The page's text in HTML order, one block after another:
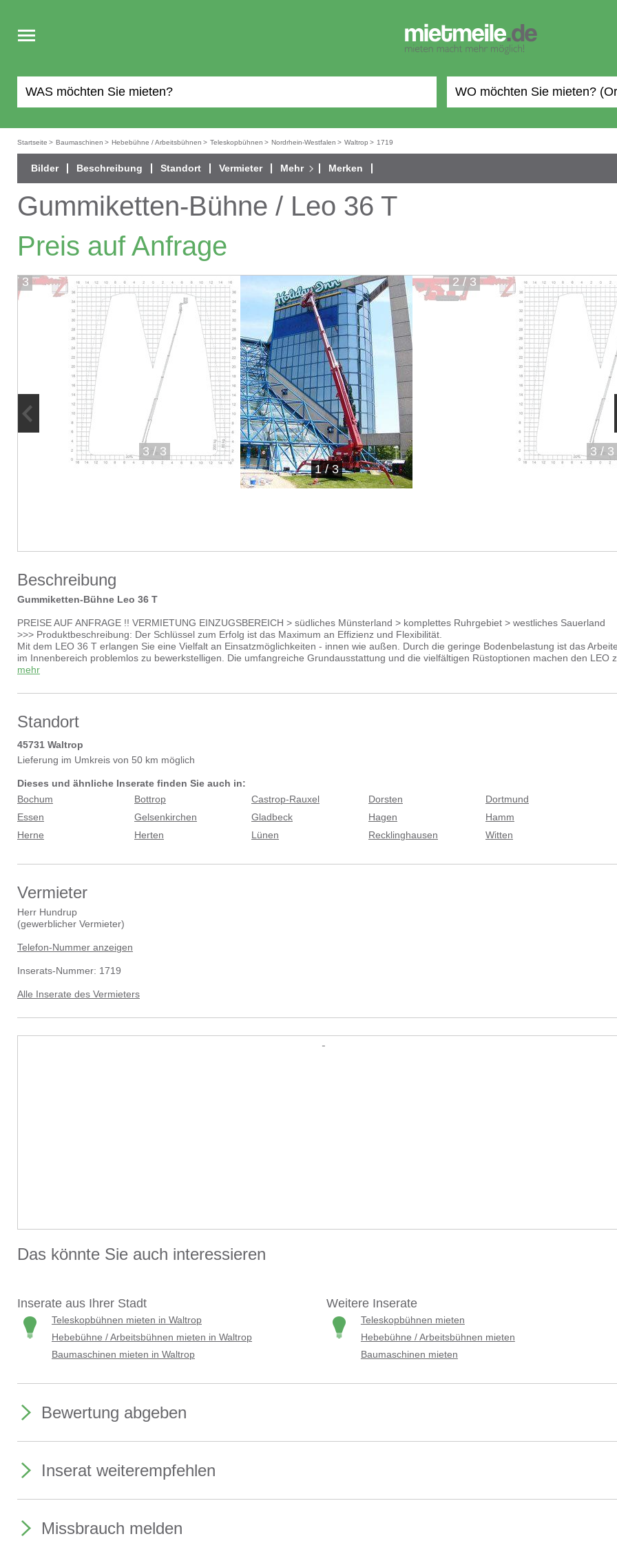
Toggle
navigation
Startseite > Baumaschinen > Hebebühne / Arbeitsbühnen > Teleskopbühnen > Nordrhein-Westfalen > Waltrop > 1719
Bilder Beschreibung Standort Vermieter Mehr Merken
Gummiketten-Bühne / Leo 36 T
Preis auf Anfrage
/ 3
3 / 3
1/3
2 / 3
3 / 3
Beschreibung
Gummiketten-Bühne Leo 36 T
PREISE AUF ANFRAGE !! VERMIETUNG EINZUGSBEREICH > südliches Münsterland > komplettes Ruhrgebiet > westliches Sauerland
>>> Produktbeschreibung: Der Schlüssel zum Erfolg ist das Maximum an Effizienz und Flexibilität.
Mit dem LEO 36 T erlangen Sie eine Vielfalt an Einsatzmöglichkeiten - innen wie außen. Durch die geringe Bodenbelastung ist das
im Innenbereich problemlos zu bewerkstelligen. Die umfangreiche Grundausstattung und die vielfältigen Rüstoptionen machen den LEO
einer Maschine, die das Arbeiten auf fast allen Untergründen und Bodenbelägen möglich macht.
Arbeitshöhe max. 35,50 m
Breite 1,58 m
Länge 8,10 m
Tragfähigkeit max. 200 kg
Drehbereich 450°
mehr
Standort
45731 Waltrop
Lieferung im Umkreis von 50 km möglich
Dieses und ähnliche Inserate finden Sie auch in:
Bochum
Bottrop Castrop-Rauxel Dorsten
Dortmund
Essen
Gelsenkirchen Gladbeck Hagen
Hamm
Herne
Herten Lünen Recklinghausen Witten
Vermieter
Herr Hundrup
(gewerblicher Vermieter)
Telefon-Nummer anzeigen
Inserats-Nummer: 1719
Alle Inserate des Vermieters
Das könnte Sie auch interessieren
Inserate aus Ihrer Stadt
Teleskopbühnen mieten in Waltrop
Hebebühne / Arbeitsbühnen mieten in Waltrop
Baumaschinen mieten in Waltrop
Weitere Inserate
Teleskopbühnen mieten
Hebebühne / Arbeitsbühnen mieten
Baumaschinen mieten
Bewertung abgeben
Inserat weiterempfehlen
Missbrauch melden